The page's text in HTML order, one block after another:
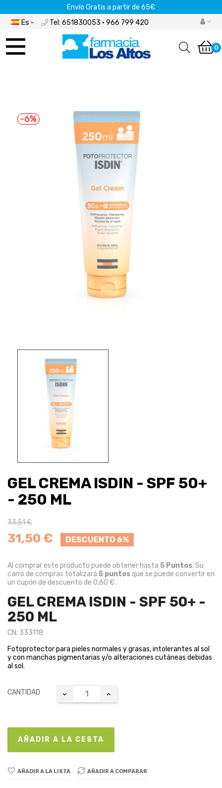
Envío Gratis a partir de 65€
Es Tel: 651830053 · 966 799 420
Navegación 0
-6%
GEL CREMA ISDIN - SPF 50+
- 250 ML
33,51 €
31,50 € DESCUENTO 6%
Al comprar este producto puede obtener hasta 5 Puntos. Su
carro de compras totalizará 5 puntosque se puede convertir en
un cupón de descuento de 0,60 €.
GEL CREMA ISDIN - SPF 50+ -
250 ML
CN: 333118
Fotoprotector para pieles normales y grasas, intolerantes al sol
y con manchas pigmentarias y/o alteraciones cutáneas debidas
al sol.
CANTIDAD
AÑADIR A LA CESTA
AÑADIR A LA LISTA AÑADIR A COMPARAR